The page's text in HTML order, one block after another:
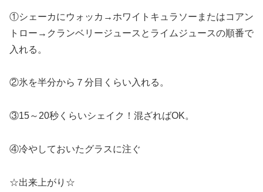
①シェーカにウォッカ→ホワイトキュラソーまたはコアン
トロー→クランベリージュースとライムジュースの順番で
入れる。
②氷を半分から７分目くらい入れる。
③15～20秒くらいシェイク！混ざればOK。
④冷やしておいたグラスに注ぐ
☆出来上がり☆